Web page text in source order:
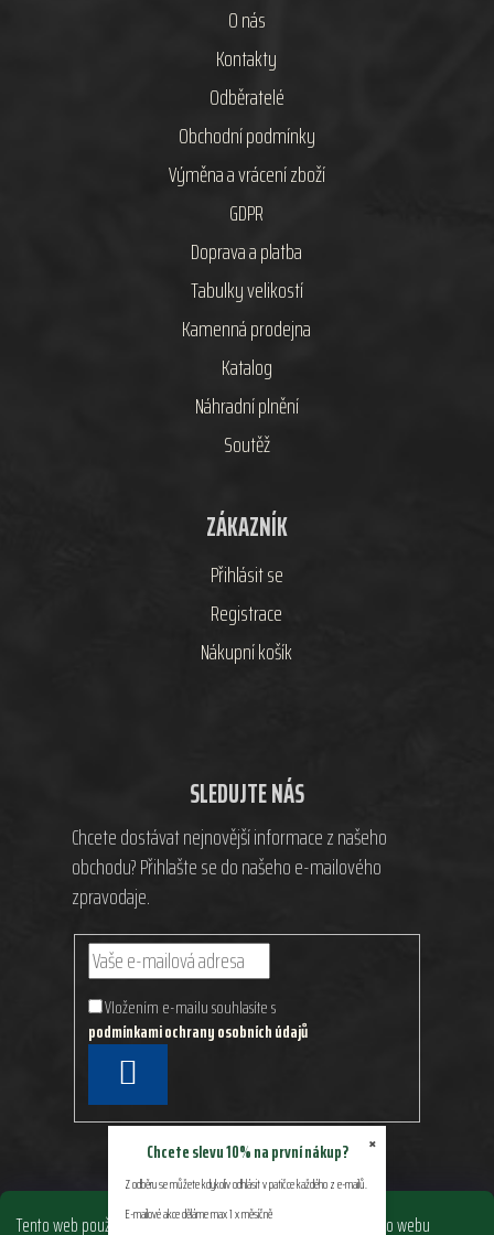
Tento web používá soubory cookie. Dalším procházením tohoto webu
O nás
Kontakty
Odběratelé
Obchodní podmínky
Výměna a vrácení zboží
GDPR
Doprava a platba
Tabulky velikostí
Kamenná prodejna
Katalog
Náhradní plnění
Soutěž
ZÁKAZNÍK
Přihlásit se
Registrace
Nákupní košík
SLEDUJTE NÁS
Chcete dostávat nejnovější informace z našeho
obchodu? Přihlašte se do našeho e-mailového
zpravodaje.
Vložením e-mailu souhlasíte s
podmínkami ochrany osobních údajů
SE
×
Chcete slevu 10% na první nákup?
Z odběru se můžete kdykoliv odhlásit v patičce každého z e-mailů.
E-mailové akce děláme max 1 x měsíčně